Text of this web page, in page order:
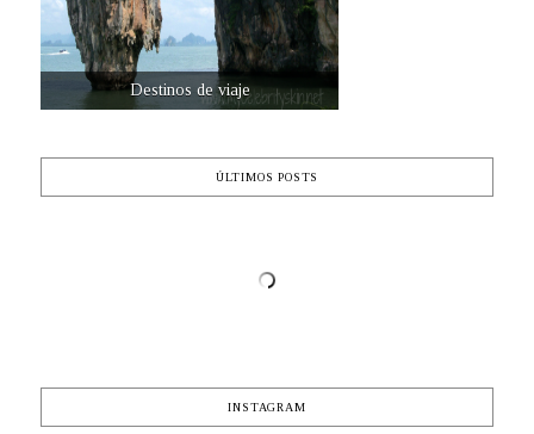
Destinos de viaje
ÚLTIMOS POSTS
INSTAGRAM